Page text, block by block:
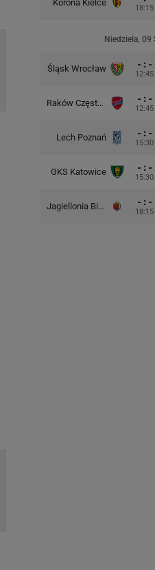
Korona Kielce
18:15
Niedziela, 09
Śląsk Wrocław - : -
12:45
Raków Częstochowa - : -
12:45
Lech Poznań - : -
15:30
GKS Katowice - : -
15:30
Jagiellonia Białystok - : -
18:15